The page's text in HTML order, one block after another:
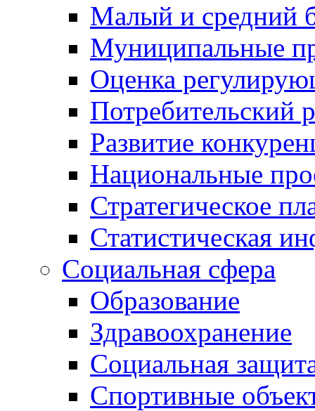
Малый и средний
Муниципальные
Оценка
Потребительский
Развитие
Национальные
Стратегическое
Статистическая
Социальная сфера
Образование
Здравоохранение
Социальная
Спортивные